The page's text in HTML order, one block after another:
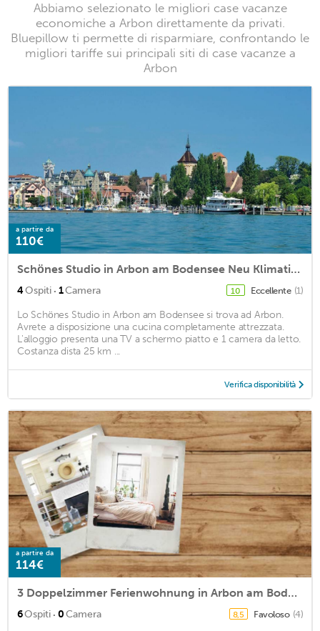
Abbiamo selezionato le migliori case vacanze
economiche a Arbon direttamente da privati.
Bluepillow ti permette di risparmiare, confrontando le
migliori tariffe sui principali siti di case vacanze a
Arbon
a partire da
110€
Schönes Studio in Arbon am Bodensee Neu Klimatisiert !
4Ospiti · 1Camera 10 Eccellente (1)
Lo Schönes Studio in Arbon am Bodensee si trova ad Arbon.
Avrete a disposizione una cucina completamente attrezzata.
L'alloggio presenta una TV a schermo piatto e 1 camera da letto.
Costanza dista 25 km ...
Verifica disponibilità
a partire da
114€
3 Doppelzimmer Ferienwohnung in Arbon am Bodensee
6Ospiti · 0Camera 8,5 Favoloso (4)